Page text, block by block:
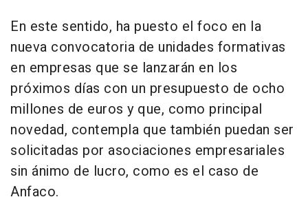
En este sentido, ha puesto el foco en la
nueva convocatoria de unidades formativas
en empresas que se lanzarán en los
próximos días con un presupuesto de ocho
millones de euros y que, como principal
novedad, contempla que también puedan ser
solicitadas por asociaciones empresariales
sin ánimo de lucro, como es el caso de
Anfaco.